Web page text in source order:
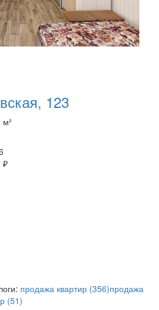
123
₽
продажа квартир (356)продажа
(51)